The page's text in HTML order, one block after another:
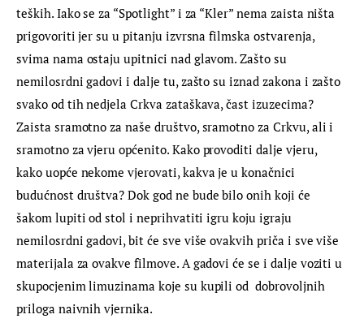
teških. Iako se za “Spotlight” i za “Kler” nema zaista ništa
prigovoriti jer su u pitanju izvrsna filmska ostvarenja,
svima nama ostaju upitnici nad glavom. Zašto su
nemilosrdni gadovi i dalje tu, zašto su iznad zakona i zašto
svako od tih nedjela Crkva zataškava, čast izuzecima?
Zaista sramotno za naše društvo, sramotno za Crkvu, ali i
sramotno za vjeru općenito. Kako provoditi dalje vjeru,
kako uopće nekome vjerovati, kakva je u konačnici
budućnost društva? Dok god ne bude bilo onih koji će
šakom lupiti od stol i neprihvatiti igru koju igraju
nemilosrdni gadovi, bit će sve više ovakvih priča i sve više
materijala za ovakve filmove. A gadovi će se i dalje voziti u
skupocjenim limuzinama koje su kupili od  dobrovoljnih
priloga naivnih vjernika.